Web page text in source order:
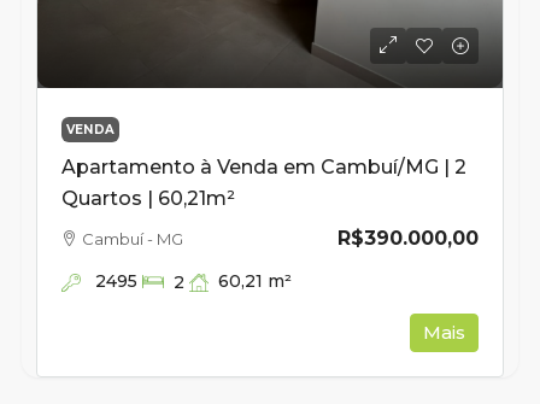
VENDA
Apartamento à Venda em Cambuí/MG | 2
Quartos | 60,21m²
R$390.000,00
Cambuí - MG
2495 2 60,21 m²
Mais